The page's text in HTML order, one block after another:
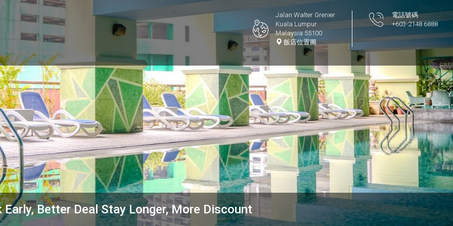
Jalan Walter Grenier
Kuala Lumpur
Malaysia 55100
飯店位置圖
電話號碼
+603-2148 6888
Early, Better Deal Stay Longer, More Discount